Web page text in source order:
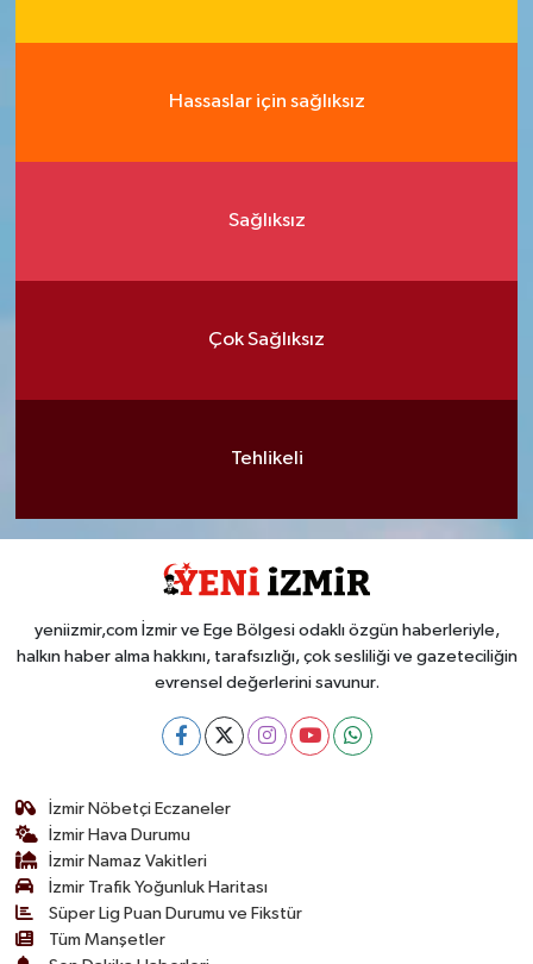
Hassaslar için sağlıksız
Sağlıksız
Çok Sağlıksız
Tehlikeli
yeniizmir,com İzmir ve Ege Bölgesi odaklı özgün haberleriyle,
halkın haber alma hakkını, tarafsızlığı, çok sesliliği ve gazeteciliğin
evrensel değerlerini savunur.
İzmir Nöbetçi Eczaneler
İzmir Hava Durumu
İzmir Namaz Vakitleri
İzmir Trafik Yoğunluk Haritası
Süper Lig Puan Durumu ve Fikstür
Tüm Manşetler